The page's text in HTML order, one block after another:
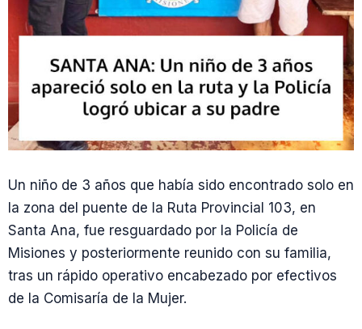
Un niño de 3 años que había sido encontrado solo en
la zona del puente de la Ruta Provincial 103, en
Santa Ana, fue resguardado por la Policía de
Misiones y posteriormente reunido con su familia,
tras un rápido operativo encabezado por efectivos
de la Comisaría de la Mujer.